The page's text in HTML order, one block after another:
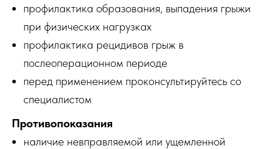
профилактика образования, выпадения грыжи
при физических нагрузках
профилактика рецидивов грыж в
послеоперационном периоде
перед применением проконсультируйтесь со
специалистом
Противопоказания
наличие невправляемой или ущемленной